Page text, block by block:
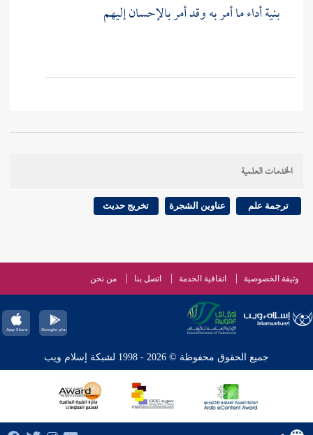
بنية أداء ما أمر به وقد أمر بالإحسان إليهم
الخدمات العلمية
ترجمة علم عناوين الشجرة تخريج حديث
وثيقة الخصوصية اتفاقية الخدمة اتصل بنا من نحن
جميع الحقوق محفوظة © 2026 - 1998 لشبكة إسلام ويب